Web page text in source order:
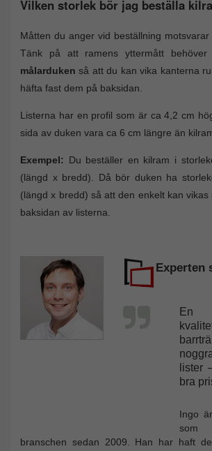
Vilken storlek bör jag beställa
Måtten du anger vid beställning motsvarar
Tänk på att ramens yttermått behöver
målarduken så att du kan vika kanterna
häfta fast dem på baksidan.
Listerna har en profil som är ca 4,2 cm
sida av duken vara ca 6 cm längre än
Exempel: Du beställer en kilram i
(längd x bredd). Då bör duken ha
(längd x bredd) så att den enkelt kan vikas
baksidan av listerna.
Experten
En
lister
bra
Ingo
som
branschen sedan 2009. Han har haft